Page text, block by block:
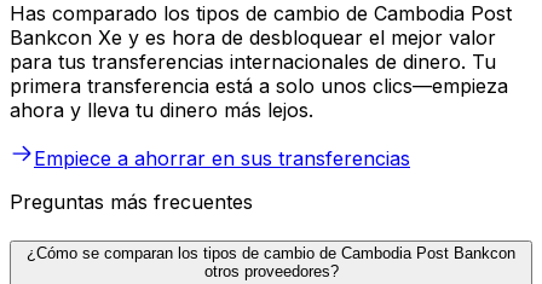
Has comparado los tipos de cambio de Cambodia Post
Bankcon Xe y es hora de desbloquear el mejor valor
para tus transferencias internacionales de dinero. Tu
primera transferencia está a solo unos clics—empieza
ahora y lleva tu dinero más lejos.
Empiece a ahorrar en sus transferencias
Preguntas más frecuentes
¿Cómo se comparan los tipos de cambio de Cambodia Post Bankcon
otros proveedores?